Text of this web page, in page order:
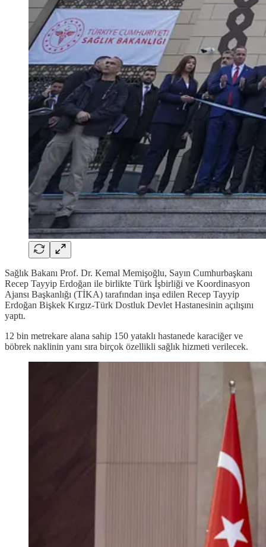
Sağlık Bakanı Prof. Dr. Kemal Memişoğlu, Sayın Cumhurbaşkanı
Recep Tayyip Erdoğan ile birlikte Türk İşbirliği ve Koordinasyon
Ajansı Başkanlığı (TİKA) tarafından inşa edilen Recep Tayyip
Erdoğan Bişkek Kırgız-Türk Dostluk Devlet Hastanesinin açılışını
yaptı.
12 bin metrekare alana sahip 150 yataklı hastanede karaciğer ve
böbrek naklinin yanı sıra birçok özellikli sağlık hizmeti verilecek.